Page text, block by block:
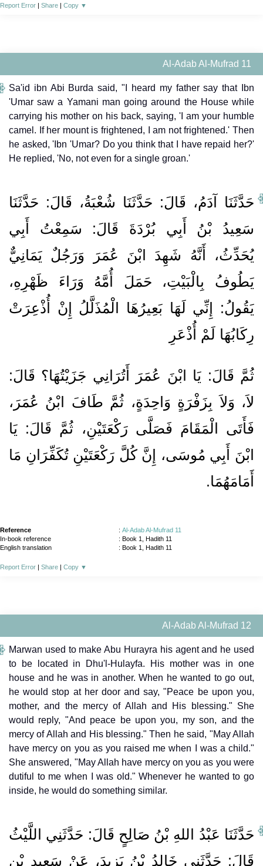
Report Error Share Copy ▼
Al-Adab Al-Mufrad 11
Sa'id ibn Abi Burda said, "I heard my father say that Ibn
'Umar saw a Yamani man going around the House while
carrying his mother on his back, saying, 'I am your humble
camel. If her mount is frightened, I am not frightened.' Then
he asked, 'Ibn 'Umar? Do you think that I have repaid her?'
He replied, 'No, not even for a single groan.'
حَدَّثَنَا آدَمُ، قَالَ‏:‏ حَدَّثَنَا شُعْبَةُ، قَالَ‏:‏ حَدَّثَنَا
سَعِيدُ بْنُ أَبِي بُرْدَةَ قَالَ‏:‏ سَمِعْتُ أَبِي
يُحَدِّثُ، أَنَّهُ شَهِدَ ابْنَ عُمَرَ وَرَجُلٌ يَمَانِيٌّ
يَطُوفُ بِالْبَيْتِ، حَمَلَ أُمَّهُ وَرَاءَ ظَهْرِهِ،
يَقُولُ‏:‏ إِنِّي لَهَا بَعِيرُهَا الْمُذَلَّلُ إِنْ أُذْعِرَتْ
رِكَابُهَا لَمْ أُذْعَرِ
ثُمَّ قَالَ‏:‏ يَا ابْنَ عُمَرَ أَتُرَانِي جَزَيْتُهَا‏؟‏ قَالَ‏:‏
لاَ، وَلاَ بِزَفْرَةٍ وَاحِدَةٍ، ثُمَّ طَافَ ابْنُ عُمَرَ،
فَأَتَى الْمَقَامَ فَصَلَّى رَكْعَتَيْنِ، ثُمَّ قَالَ‏:‏ يَا
ابْنَ أَبِي مُوسَى، إِنَّ كُلَّ رَكْعَتَيْنِ تُكَفِّرَانِ مَا
أَمَامَهُمَا‏.‏
Reference : Al-Adab Al-Mufrad 11
In-book reference
: Book 1, Hadith 11
English translation
: Book 1, Hadith 11
Report Error Share Copy ▼
Al-Adab Al-Mufrad 12
Marwan used to make Abu Hurayra his agent and he used
to be located in Dhu'l-Hulayfa. His mother was in one
house and he was in another. When he wanted to go out,
he would stop at her door and say, "Peace be upon you,
mother, and the mercy of Allah and His blessing." She
would reply, "And peace be upon you, my son, and the
mercy of Allah and His blessing." Then he said, "May Allah
have mercy on you as you raised me when I was a child."
She answered, "May Allah have mercy on you as you were
dutiful to me when I was old." Whenever he wanted to go
inside, he would do something similar.
حَدَّثَنَا عَبْدُ اللهِ بْنُ صَالِحٍ قَالَ‏:‏ حَدَّثَنِي اللَّيْثُ
قَالَ‏:‏ حَدَّثَنِي خَالِدُ بْنُ يَزِيدَ، عَنْ سَعِيدِ بْنِ